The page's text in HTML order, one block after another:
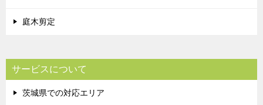
庭木剪定
サービスについて
茨城県での対応エリア